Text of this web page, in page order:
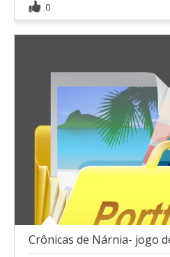
0
Crônicas de Nárnia- jogo